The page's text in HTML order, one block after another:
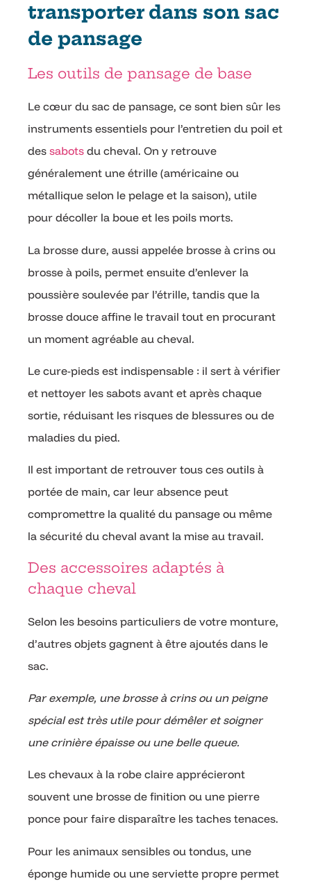
transporter dans son sac
de pansage
Les outils de pansage de base
Le cœur du sac de pansage, ce sont bien sûr les
instruments essentiels pour l’entretien du poil et
des sabots du cheval. On y retrouve
généralement une étrille (américaine ou
métallique selon le pelage et la saison), utile
pour décoller la boue et les poils morts.
La brosse dure, aussi appelée brosse à crins ou
brosse à poils, permet ensuite d’enlever la
poussière soulevée par l’étrille, tandis que la
brosse douce affine le travail tout en procurant
un moment agréable au cheval.
Le cure-pieds est indispensable : il sert à vérifier
et nettoyer les sabots avant et après chaque
sortie, réduisant les risques de blessures ou de
maladies du pied.
Il est important de retrouver tous ces outils à
portée de main, car leur absence peut
compromettre la qualité du pansage ou même
la sécurité du cheval avant la mise au travail.
Des accessoires adaptés à
chaque cheval
Selon les besoins particuliers de votre monture,
d’autres objets gagnent à être ajoutés dans le
sac.
Par exemple, une brosse à crins ou un peigne
spécial est très utile pour démêler et soigner
une crinière épaisse ou une belle queue.
Les chevaux à la robe claire apprécieront
souvent une brosse de finition ou une pierre
ponce pour faire disparaître les taches tenaces.
Pour les animaux sensibles ou tondus, une
éponge humide ou une serviette propre permet